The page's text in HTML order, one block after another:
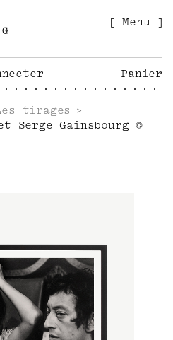
Panier
[ Menu ]
tirages
Serge Gainsbourg ©